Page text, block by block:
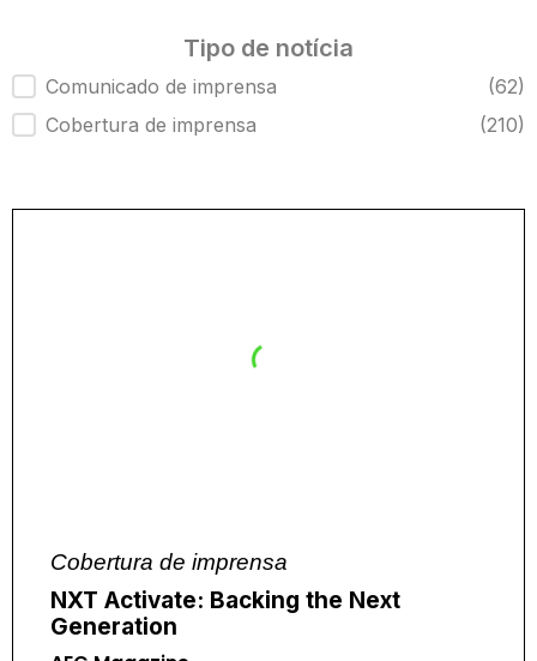
Tipo de notícia
Tipo de notícia
Comunicado de imprensa
(62)
Cobertura de imprensa
(210)
Cobertura de imprensa
NXT Activate: Backing the Next
Generation